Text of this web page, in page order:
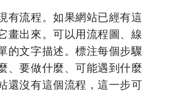
有流程。如果網站已經有這
畫出來。可以用流程圖、線
的文字描述。標注每個步驟
、要做什麼、可能遇到什麼
還沒有這個流程，這一步可